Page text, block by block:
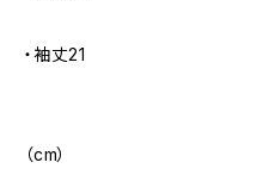
・袖丈21
（cm）